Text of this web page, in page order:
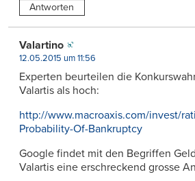
Antworten
Valartino
12.05.2015 um 11:56
Experten beurteilen die
Valartis als hoch:
http://www.macroaxis.com/invest/
Probability-Of-Bankruptcy
Google findet mit den Begriffen
Valartis eine erschreckend grosse